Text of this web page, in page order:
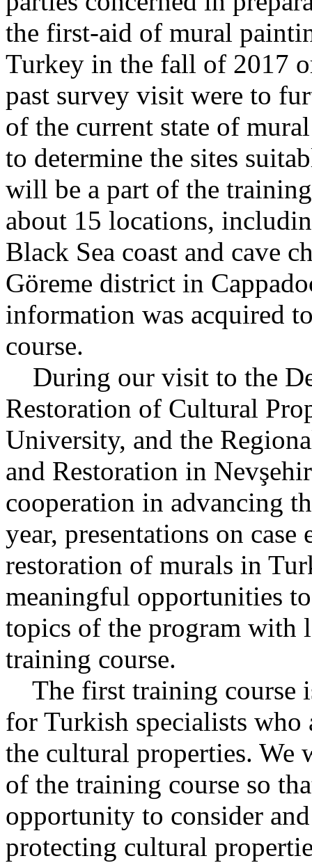
the first-aid of mural
Turkey in the fall of 2017
past survey visit were to
of the current state of
to determine the sites
will be a part of the
about 15 locations,
Black Sea coast and cave
Göreme district in
information was acquired
course.
During our visit to the
Restoration of Cultural
University, and the
and Restoration in
cooperation in advancing
year, presentations on
restoration of murals in
meaningful opportunities
topics of the program with
training course.
The first training course
for Turkish specialists who
the cultural properties. We
of the training course so
opportunity to consider
protecting cultural